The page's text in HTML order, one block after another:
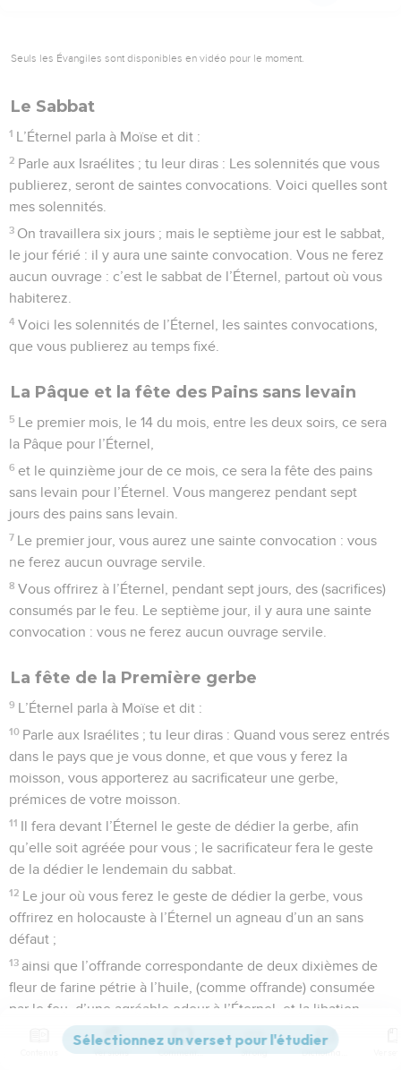
Seuls les Évangiles sont disponibles en vidéo pour le moment.
Le Sabbat
1 L’Éternel parla à Moïse et dit :
2 Parle aux Israélites ; tu leur diras : Les solennités que vous
publierez, seront de saintes convocations. Voici quelles sont
mes solennités.
3 On travaillera six jours ; mais le septième jour est le sabbat,
le jour férié : il y aura une sainte convocation. Vous ne ferez
aucun ouvrage : c’est le sabbat de l’Éternel, partout où vous
habiterez.
4 Voici les solennités de l’Éternel, les saintes convocations,
que vous publierez au temps fixé.
La Pâque et la fête des Pains sans levain
5 Le premier mois, le 14 du mois, entre les deux soirs, ce sera
la Pâque pour l’Éternel,
6 et le quinzième jour de ce mois, ce sera la fête des pains
sans levain pour l’Éternel. Vous mangerez pendant sept
jours des pains sans levain.
7 Le premier jour, vous aurez une sainte convocation : vous
ne ferez aucun ouvrage servile.
8 Vous offrirez à l’Éternel, pendant sept jours, des (sacrifices)
consumés par le feu. Le septième jour, il y aura une sainte
convocation : vous ne ferez aucun ouvrage servile.
La fête de la Première gerbe
9 L’Éternel parla à Moïse et dit :
10 Parle aux Israélites ; tu leur diras : Quand vous serez entrés
dans le pays que je vous donne, et que vous y ferez la
moisson, vous apporterez au sacrificateur une gerbe,
prémices de votre moisson.
11 Il fera devant l’Éternel le geste de dédier la gerbe, afin
qu’elle soit agréée pour vous ; le sacrificateur fera le geste
de la dédier le lendemain du sabbat.
12 Le jour où vous ferez le geste de dédier la gerbe, vous
offrirez en holocauste à l’Éternel un agneau d’un an sans
défaut ;
13 ainsi que l’offrande correspondante de deux dixièmes de
fleur de farine pétrie à l’huile, (comme offrande) consumée
par le feu, d’une agréable odeur à l’Éternel, et la libation
d’un quart de hîn de vin.
Vous ne mangerez ni pain, ni (épis) rôtis, ni blé nouveau
Versions Commentaires Strong